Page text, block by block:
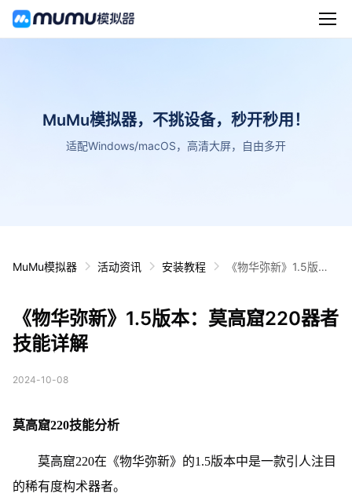
MuMu模拟器，不挑设备，秒开秒用！
适配Windows/macOS，高清大屏，自由多开
MuMu模拟器 活动资讯 安装教程
《物华弥新》1.5版
《物华弥新》1.5版本：莫高窟220器者
技能详解
2024-10-08
莫高窟220技能分析
莫高窟220在《物华弥新》的1.5版本中是一款引人注目
的稀有度构术器者。